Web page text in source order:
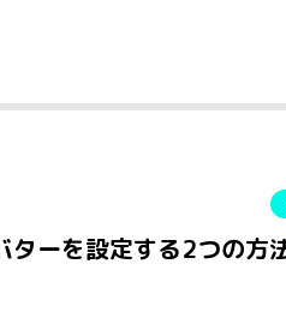
ターを設定する2つの方